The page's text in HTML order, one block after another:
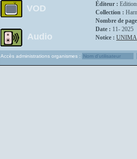
VOD
Audio
Éditeur :
Collection :
Nombre de
Date : 11- 2025
Notice :
Accès administrations organismes :